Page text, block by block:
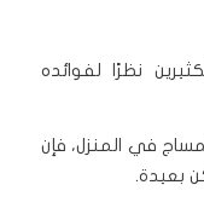
نظرًا لفوائده
في المنزل، فإن
بعيدة.